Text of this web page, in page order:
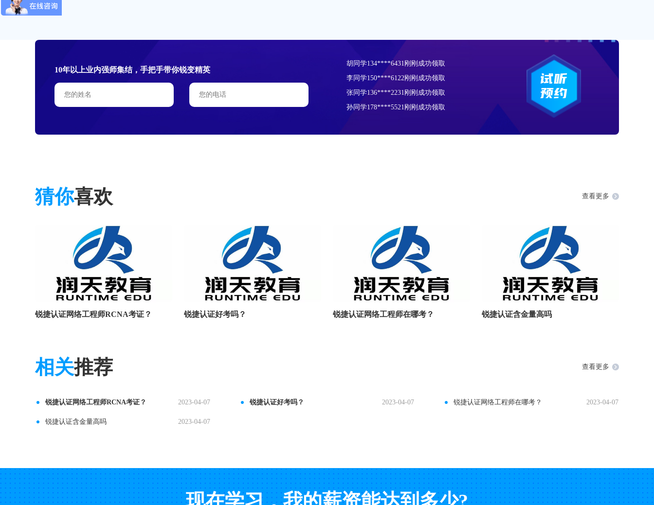
10年以上业内强师集结，手把手带你锐变精英
胡同学134****6431刚刚成功领取
李同学150****6122刚刚成功领取
张同学136****2231刚刚成功领取
孙同学178****5521刚刚成功领取
齐同学156****7788刚刚成功领取
试听
预约
猜你喜欢 查看更多
锐捷认证网络工程师RCNA考证？ 锐捷认证好考吗？ 锐捷认证网络工程师在哪考？ 锐捷认证含金量高吗
相关推荐 查看更多
锐捷认证网络工程师RCNA考证？ 2023-04-07 锐捷认证好考吗？ 2023-04-07 锐捷认证网络工程师在哪考？ 2023-04-07
锐捷认证含金量高吗 2023-04-07
现在学习，我的薪资能达到多少?